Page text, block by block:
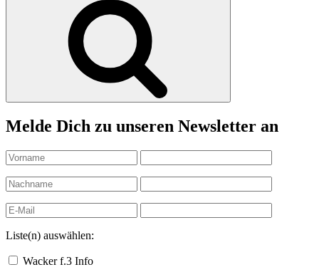
Melde Dich zu unseren Newsletter an
Liste(n) auswählen:
Wacker f.3 Info